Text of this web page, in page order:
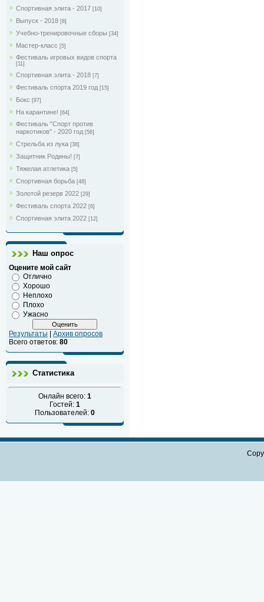
Спортивная элита - 2017 [10]
Выпуск - 2018 [8]
Учебно-тренировочные сборы [34]
Мастер-класс [5]
Фестиваль игровых видов спорта
[11]
Спортивная элита - 2018 [7]
Фестиваль спорта 2019 год [15]
Бокс [97]
На карантине! [64]
Фестиваль "Спорт против
наркотиков" - 2020 год [56]
Стрельба из лука [38]
Защитник Родины! [7]
Тяжелая атлетика [5]
Спортивная борьба [48]
Золотой резерв 2022 [29]
Фестиваль спорта 2022 [6]
Спортивная элита 2022 [12]
Наш опрос
Оцените мой сайт
Отлично
Хорошо
Неплохо
Плохо
Ужасно
Результаты
Архив опросов
Всего ответов: 80
Статистика
Онлайн всего: 1
Гостей: 1
Пользователей: 0